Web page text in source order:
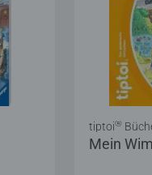
Mein
tiptoi®